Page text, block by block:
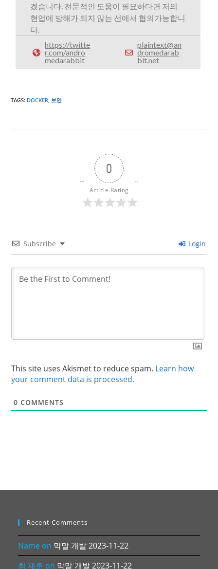
겠습니다. 전문적인 도움이 필요하다면 저의
현업에 방해가 되지 않는 선에서 협의가능합니
다.
https://twitte
r.com/andro
medarabbit
plaintext@an
dromedarab
bit.net
TAGS: DOCKER, 보안
0
Article Rating
Subscribe Login
This site uses Akismet to reduce spam. Learn how
your comment data is processed.
0 COMMENTS
Recent Comments
Name on 막말 개발 2023-11-22
최 재훈 on 막말 개발 2023-11-22